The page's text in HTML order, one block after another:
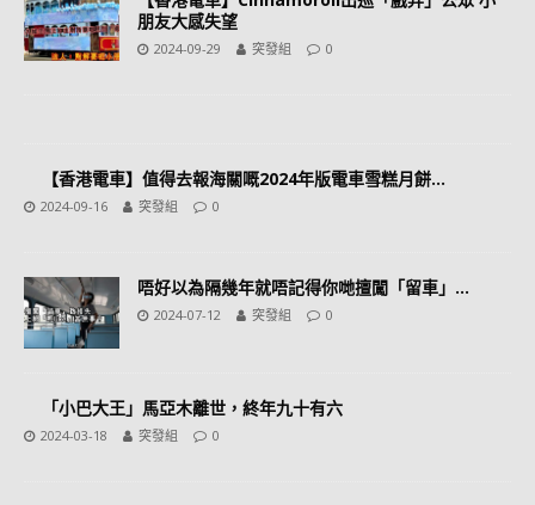
朋友大感失望
2024-09-29 突發組 0
【香港電車】值得去報海關嘅2024年版電車雪糕月餅…
2024-09-16 突發組 0
唔好以為隔幾年就唔記得你哋擅闖「留車」…
2024-07-12 突發組 0
「小巴大王」馬亞木離世，終年九十有六
2024-03-18 突發組 0